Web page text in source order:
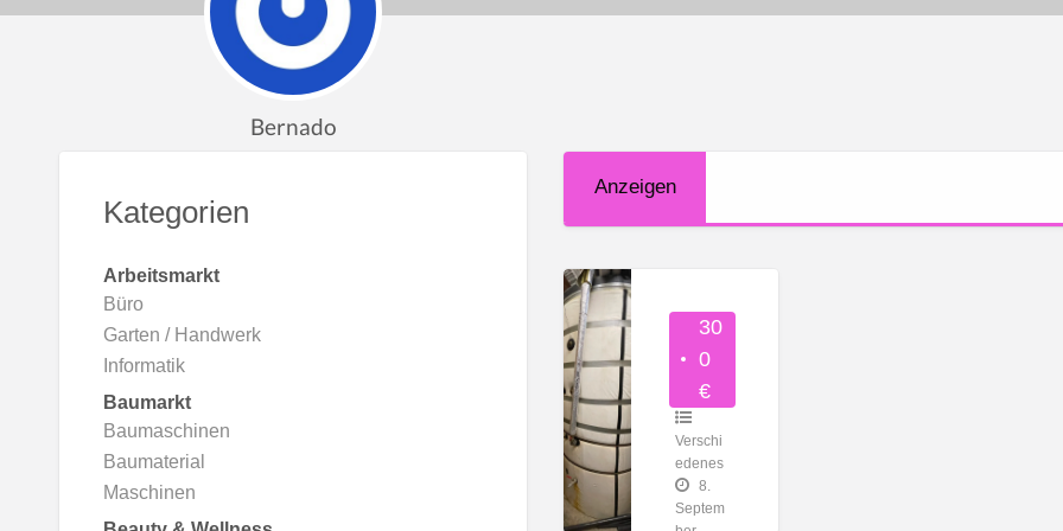
Bernado
Kategorien
Arbeitsmarkt
Büro
Garten / Handwerk
Informatik
Baumarkt
Baumaschinen
Baumaterial
Maschinen
Anzeigen
Pufferspeicher
mit
Wärmetauscher
30
0
€
PUFFERSPEICHER MIT
Verschi
edenes
8.
Septem